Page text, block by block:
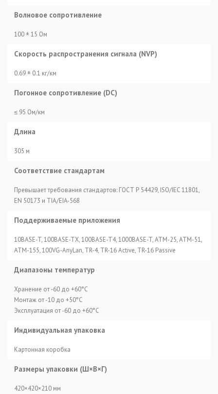
Волновое сопротивление
100 ± 15 Ом
Скорость распространения сигнала (NVP)
0.69 ± 0.1 кг/км
Погонное сопротивление (DC)
≤ 95 Ом/км
Длина
305 м
Соответствие стандартам
Превышает требования стандартов: ГОСТ Р 54429, ISO/IEC 11801,
EN 50173 и TIA/EIA-568
Поддерживаемые приложения
10BASE-T, 100BASE-TX, 100BASE-T4, 1000BASE-T, ATM-25, ATM-51,
ATM-155, 100VG-AnyLan, TR-4, TR-16 Active, TR-16 Passive
Диапазоны температур
Хранение от -60 до +60°C
Монтаж от -10 до +50°C
Эксплуатация от -60 до +60°C
Индивидуальная упаковка
Картонная коробка
Размеры упаковки (Ш×В×Г)
420×420×210 мм